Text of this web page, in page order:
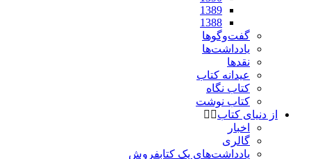
1389
1388
گفت‌وگوها
یادداشت‌ها
نقدها
عیدانه کتاب
کتاب نگاه
کتاب نوشت
از دنیای کتاب
اخبار
گالری
یادداشت‌های یک کتابفروش